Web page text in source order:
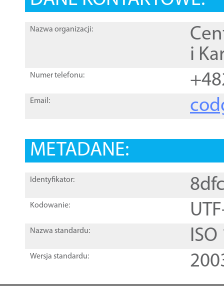
Nazwa organizacji:
i
Numer telefonu:
Email:
METADANE:
Identyfikator:
Kodowanie:
Nazwa standardu:
Wersja standardu: